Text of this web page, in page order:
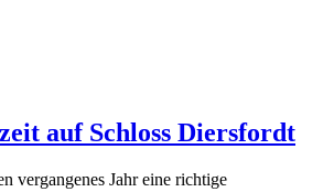
auf Schloss Diersfordt
vergangenes Jahr eine richtige